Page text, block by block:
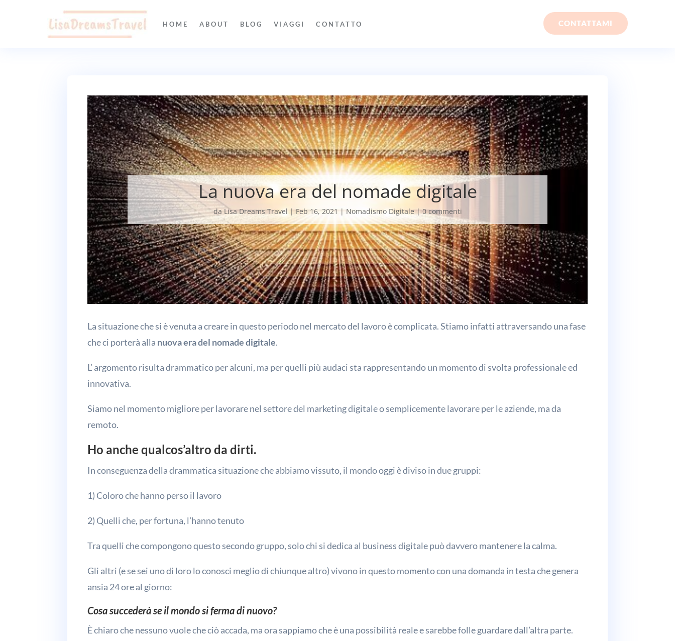
HOME ABOUT BLOG VIAGGI CONTATTO CONTATTAMI
La nuova era del nomade digitale
da Lisa Dreams Travel |Feb 16, 2021 | Nomadismo Digitale|0 commenti
La situazione che si è venuta a creare in questo periodo nel mercato del lavoro è complicata. Stiamo infatti attraversando una fase
che ci porterà alla nuova era del nomade digitale.
L’ argomento risulta drammatico per alcuni, ma per quelli più audaci sta rappresentando un momento di svolta professionale ed
innovativa.
Siamo nel momento migliore per lavorare nel settore del marketing digitale o semplicemente lavorare per le aziende, ma da
remoto.
Ho anche qualcos’altro da dirti.
In conseguenza della drammatica situazione che abbiamo vissuto, il mondo oggi è diviso in due gruppi:
1) Coloro che hanno perso il lavoro
2) Quelli che, per fortuna, l’hanno tenuto
Tra quelli che compongono questo secondo gruppo, solo chi si dedica al business digitale può davvero mantenere la calma.
Gli altri (e se sei uno di loro lo conosci meglio di chiunque altro) vivono in questo momento con una domanda in testa che genera
ansia 24 ore al giorno:
Cosa succederà se il mondo si ferma di nuovo?
È chiaro che nessuno vuole che ciò accada, ma ora sappiamo che è una possibilità reale e sarebbe folle guardare dall’altra parte.